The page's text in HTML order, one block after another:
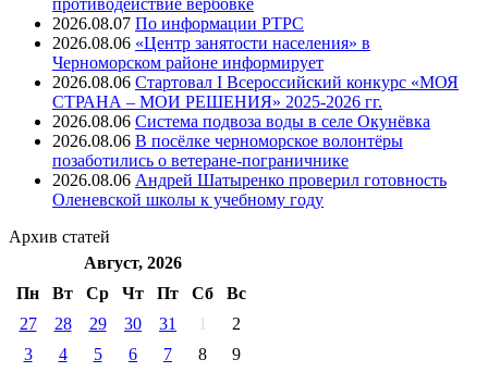
2026.08.07 ⁠По информации РТРС
2026.08.06 «Центр занятости населения» в
Черноморском районе информирует
2026.08.06 Стартовал I Всероссийский конкурс «МОЯ
СТРАНА – МОИ РЕШЕНИЯ» 2025-2026 гг.
2026.08.06 Система подвоза воды в селе Окунёвка
2026.08.06 В посёлке черноморское волонтёры
позаботились о ветеране-пограничнике
2026.08.06 Андрей Шатыренко проверил готовность
Оленевской школы к учебному году
Архив статей
Август, 2026
Пн
Вт Ср Чт Пт Cб
Вс
27
28 29 30 31 1
2
3
4 5 6 7 8
9